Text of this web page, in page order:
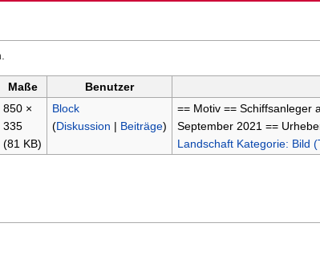
Maße Benutzer
850 ×
335
(81 KB)
Block
(Diskussion | Beiträge)
== Motiv == Schiffsanleger
September 2021 ==
Landschaft Kategorie: Bild